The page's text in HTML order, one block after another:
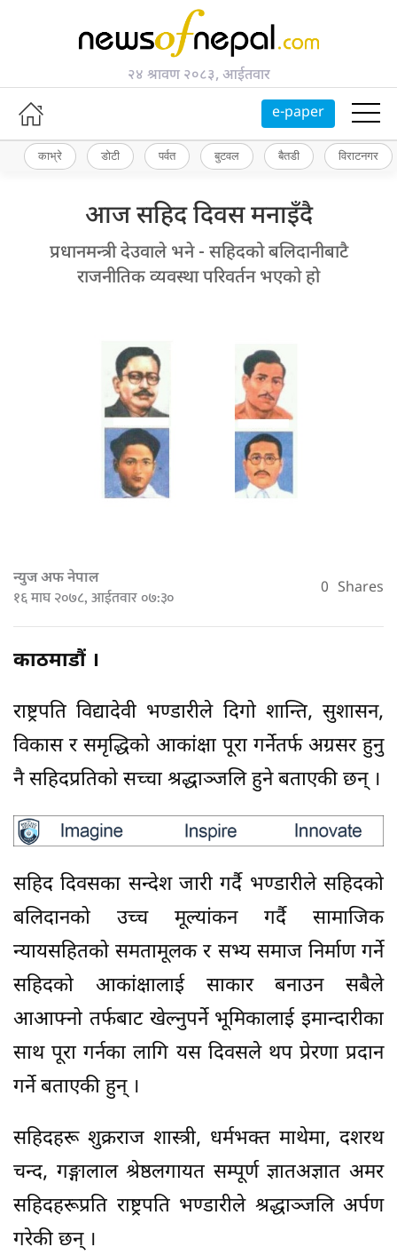
२४ श्रावण २०८३, आईतवार
e-paper
काभ्रे डोटी पर्वत बुटवल बैतडी विराटनगर
आज सहिद दिवस मनाइँदै
प्रधानमन्त्री देउवाले भने - सहिदको बलिदानीबाटै
राजनीतिक व्यवस्था परिवर्तन भएको हो
न्युज अफ नेपाल
१६ माघ २०७८, आईतवार ०७:३० 0 Shares
काठमाडौं ।
राष्ट्रपति विद्यादेवी भण्डारीले दिगो शान्ति, सुशासन,
विकास र समृद्धिको आकांक्षा पूरा गर्नेतर्फ अग्रसर हुनु
नै सहिदप्रतिको सच्चा श्रद्धाञ्जलि हुने बताएकी छन् ।
सहिद दिवसका सन्देश जारी गर्दै भण्डारीले सहिदको
बलिदानको उच्च मूल्यांकन गर्दै सामाजिक
न्यायसहितको समतामूलक र सभ्य समाज निर्माण गर्ने
सहिदको आकांक्षालाई साकार बनाउन सबैले
आआफ्नो तर्फबाट खेल्नुपर्ने भूमिकालाई इमान्दारीका
साथ पूरा गर्नका लागि यस दिवसले थप प्रेरणा प्रदान
गर्ने बताएकी हुन् ।
सहिदहरू शुक्रराज शास्त्री, धर्मभक्त माथेमा, दशरथ
चन्द, गङ्गालाल श्रेष्ठलगायत सम्पूर्ण ज्ञातअज्ञात अमर
सहिदहरूप्रति राष्ट्रपति भण्डारीले श्रद्धाञ्जलि अर्पण
गरेकी छन् ।